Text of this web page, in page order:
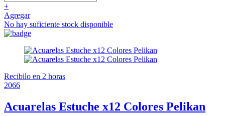
+
Agregar
No hay suficiente stock disponible
Recibilo en 2 horas
2066
Acuarelas Estuche x12 Colores Pelikan